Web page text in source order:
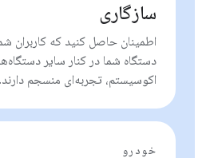
سازگاری
اطمینان حاصل کنید که کاربران
اکوسیستم، تجربه‌ای منسجم دارند.
خودرو